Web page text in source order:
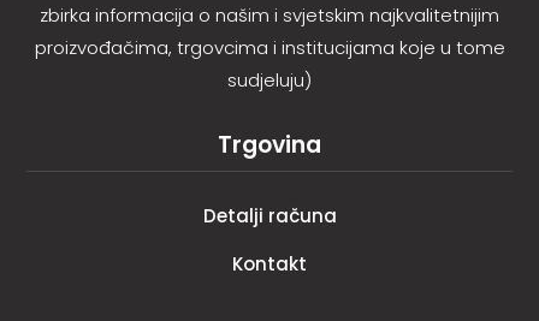
zbirka informacija o našim i svjetskim najkvalitetnijim
proizvođačima, trgovcima i institucijama koje u tome
sudjeluju)
Trgovina
Detalji računa
Kontakt